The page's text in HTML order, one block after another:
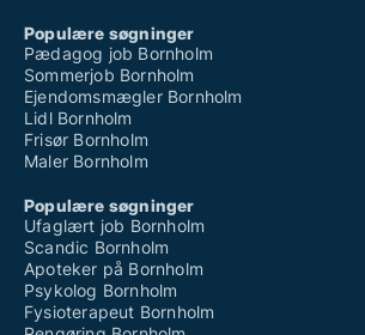
Populære søgninger
Pædagog job Bornholm
Sommerjob Bornholm
Ejendomsmægler Bornholm
Lidl Bornholm
Frisør Bornholm
Maler Bornholm
Populære søgninger
Ufaglært job Bornholm
Scandic Bornholm
Apoteker på Bornholm
Psykolog Bornholm
Fysioterapeut Bornholm